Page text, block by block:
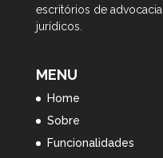
escritórios de
jurídicos.
MENU
Home
Sobre
Funcionalidades